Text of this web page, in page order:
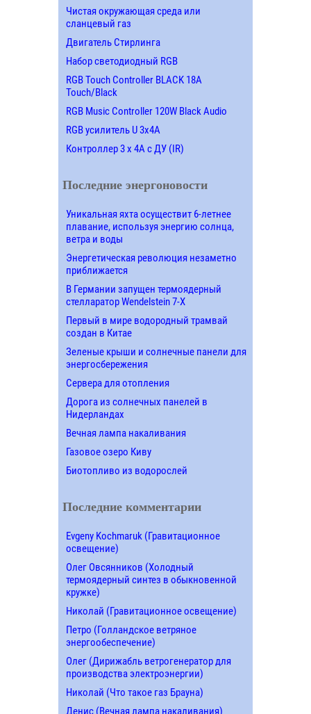
Чистая окружающая среда или
сланцевый газ
Двигатель Стирлинга
Набор светодиодный RGB
RGB Touch Controller BLACK 18A
Touch/Black
RGB Music Controller 120W Black Audio
RGB усилитель U 3х4A
Контроллер 3 х 4А с ДУ (IR)
Последние энергоновости
Уникальная яхта осуществит 6-летнее
плавание, используя энергию солнца,
ветра и воды
Энергетическая революция незаметно
приближается
В Германии запущен термоядерный
стелларатор Wendelstein 7-X
Первый в мире водородный трамвай
создан в Китае
Зеленые крыши и солнечные панели для
энергосбережения
Сервера для отопления
Дорога из солнечных панелей в
Нидерландах
Вечная лампа накаливания
Газовое озеро Киву
Биотопливо из водорослей
Последние комментарии
Evgeny Kochmaruk (Гравитационное
освещение)
Олег Овсянников (Холодный
термоядерный синтез в обыкновенной
кружке)
Николай (Гравитационное освещение)
Петро (Голландское ветряное
энергообеспечение)
Олег (Дирижабль ветрогенератор для
производства электроэнергии)
Николай (Что такое газ Брауна)
Денис (Вечная лампа накаливания)